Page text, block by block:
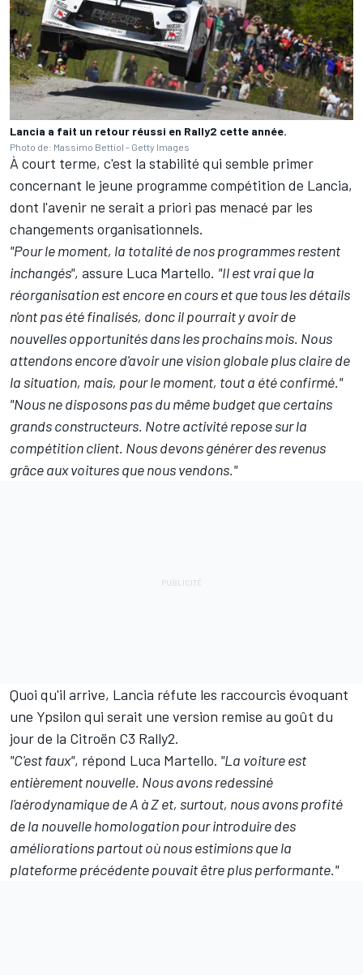
Lancia a fait un retour réussi en Rally2 cette année.
Photo de: Massimo Bettiol - Getty Images
À court terme, c'est la stabilité qui semble primer
concernant le jeune programme compétition de Lancia,
dont l'avenir ne serait a priori pas menacé par les
changements organisationnels.
"Pour le moment, la totalité de nos programmes restent
inchangés", assure Luca Martello. "Il est vrai que la
réorganisation est encore en cours et que tous les détails
n'ont pas été finalisés, donc il pourrait y avoir de
nouvelles opportunités dans les prochains mois. Nous
attendons encore d'avoir une vision globale plus claire de
la situation, mais, pour le moment, tout a été confirmé."
"Nous ne disposons pas du même budget que certains
grands constructeurs. Notre activité repose sur la
compétition client. Nous devons générer des revenus
grâce aux voitures que nous vendons."
Quoi qu'il arrive, Lancia réfute les raccourcis évoquant
une Ypsilon qui serait une version remise au goût du
jour de la Citroën C3 Rally2.
"C'est faux", répond Luca Martello. "La voiture est
entièrement nouvelle. Nous avons redessiné
l'aérodynamique de A à Z et, surtout, nous avons profité
de la nouvelle homologation pour introduire des
améliorations partout où nous estimions que la
plateforme précédente pouvait être plus performante."